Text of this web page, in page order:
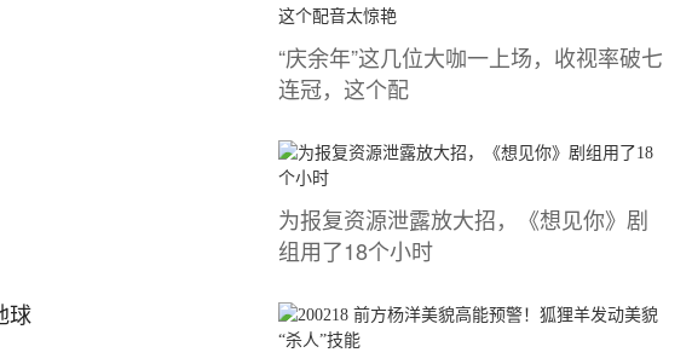
“庆余年”这几位大咖一上场，收视率破七
连冠，这个配
为报复资源泄露放大招，《想见你》剧
组用了18个小时